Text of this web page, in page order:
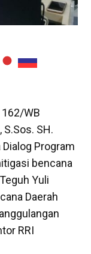
WB
SH.
Program
bencana
Yuli
Daerah
RRI